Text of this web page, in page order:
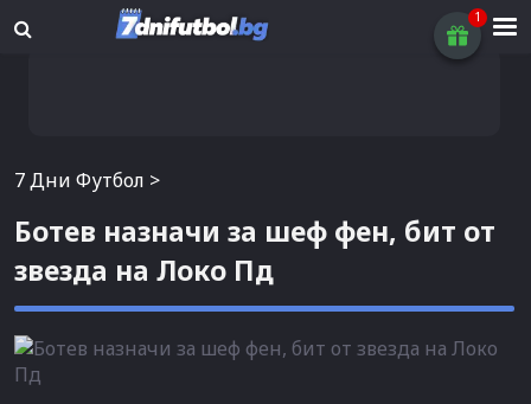
7 Дни Футбол >
Ботев назначи за шеф фен, бит от
звезда на Локо Пд